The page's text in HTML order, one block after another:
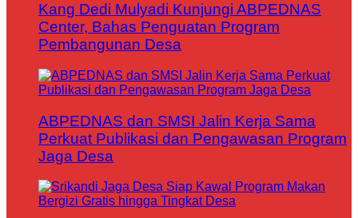
Kang Dedi Mulyadi Kunjungi ABPEDNAS
Center, Bahas Penguatan Program
Pembangunan Desa
ABPEDNAS dan SMSI Jalin Kerja Sama
Perkuat Publikasi dan Pengawasan Program
Jaga Desa